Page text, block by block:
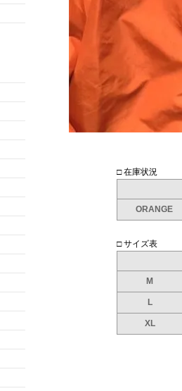
□ 在庫状況
ORANGE
□ サイズ表
M
L
XL